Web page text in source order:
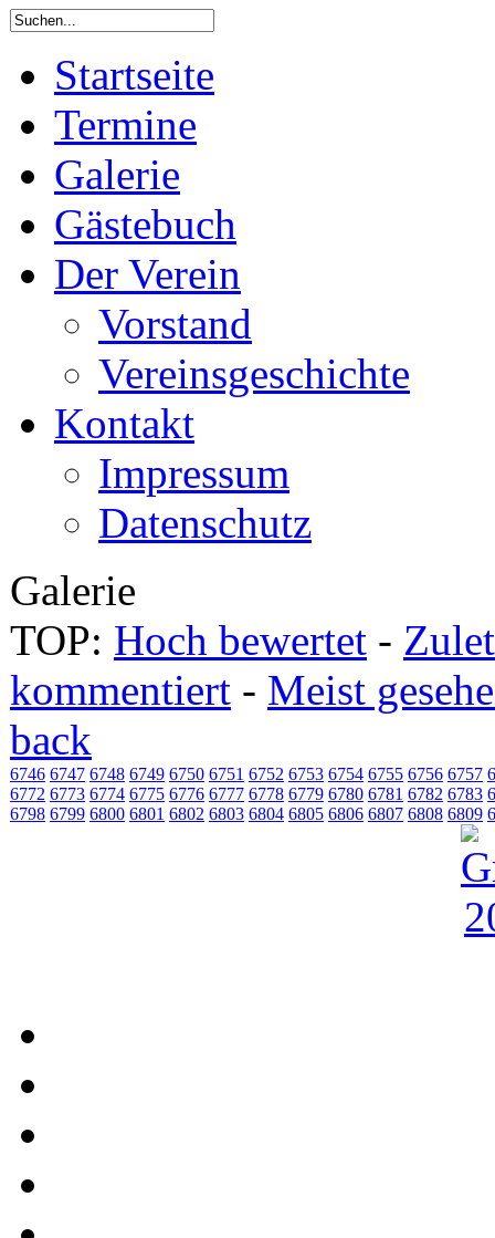
Startseite
Termine
Galerie
Gästebuch
Der Verein
Vorstand
Vereinsgeschichte
Kontakt
Impressum
Datenschutz
Galerie
TOP: Hoch bewertet -
kommentiert - Meist
back
6746 6747 6748 6749 6750 6751 6752 6753 6754 6755 6756 6757
6772 6773 6774 6775 6776 6777 6778 6779 6780 6781 6782 6783
6798 6799 6800 6801 6802 6803 6804 6805 6806 6807 6808 6809